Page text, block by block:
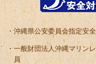
沖縄県公安委員会指定安
一般財団法人沖縄マリン
員